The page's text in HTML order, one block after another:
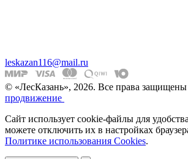
leskazan116@mail.ru
© «ЛесКазань», 2026. Все права защищены
продвижение
Сайт использует cookie-файлы для
можете отключить их в настройках
Политике использования Cookies.